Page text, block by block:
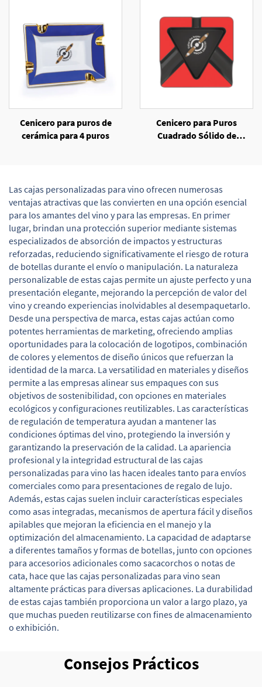
Cenicero para puros de
cerámica para 4 puros
Cenicero para Puros
Cuadrado Sólido de
Las cajas personalizadas para vino ofrecen numerosas
ventajas atractivas que las convierten en una opción esencial
para los amantes del vino y para las empresas. En primer
lugar, brindan una protección superior mediante sistemas
especializados de absorción de impactos y estructuras
reforzadas, reduciendo significativamente el riesgo de rotura
de botellas durante el envío o manipulación. La naturaleza
personalizable de estas cajas permite un ajuste perfecto y una
presentación elegante, mejorando la percepción de valor del
vino y creando experiencias inolvidables al desempaquetarlo.
Desde una perspectiva de marca, estas cajas actúan como
potentes herramientas de marketing, ofreciendo amplias
oportunidades para la colocación de logotipos, combinación
de colores y elementos de diseño únicos que refuerzan la
identidad de la marca. La versatilidad en materiales y diseños
permite a las empresas alinear sus empaques con sus
objetivos de sostenibilidad, con opciones en materiales
ecológicos y configuraciones reutilizables. Las características
de regulación de temperatura ayudan a mantener las
condiciones óptimas del vino, protegiendo la inversión y
garantizando la preservación de la calidad. La apariencia
profesional y la integridad estructural de las cajas
personalizadas para vino las hacen ideales tanto para envíos
comerciales como para presentaciones de regalo de lujo.
Además, estas cajas suelen incluir características especiales
como asas integradas, mecanismos de apertura fácil y diseños
apilables que mejoran la eficiencia en el manejo y la
optimización del almacenamiento. La capacidad de adaptarse
a diferentes tamaños y formas de botellas, junto con opciones
para accesorios adicionales como sacacorchos o notas de
cata, hace que las cajas personalizadas para vino sean
altamente prácticas para diversas aplicaciones. La durabilidad
de estas cajas también proporciona un valor a largo plazo, ya
que muchas pueden reutilizarse con fines de almacenamiento
o exhibición.
Consejos Prácticos